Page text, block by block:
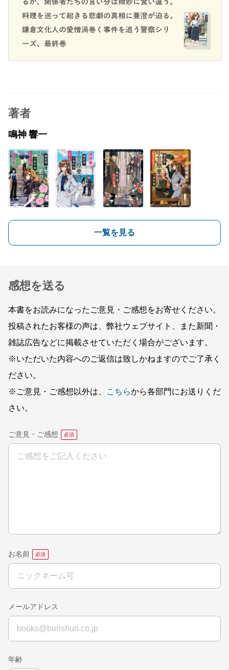
著者
鳴神 響一
一覧を見る
感想を送る
本書をお読みになったご意見・ご感想をお寄せください。
投稿されたお客様の声は、弊社ウェブサイト、また新聞・
雑誌広告などに掲載させていただく場合がございます。
※いただいた内容へのご返信は致しかねますのでご了承く
ださい。
※ご意見・ご感想以外は、
こちらから各部門にお送りくだ
さい。
ご意見・ご感想
お名前
メールアドレス
年齢